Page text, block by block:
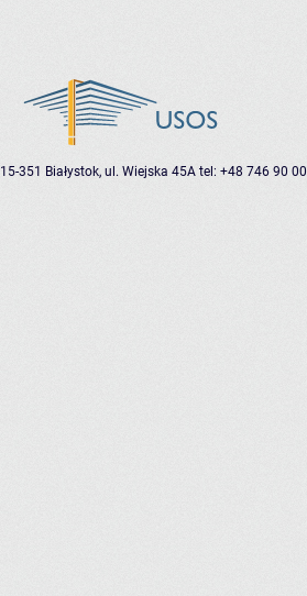
15-351 Białystok, ul. Wiejska 45A tel: +48 746 90 00